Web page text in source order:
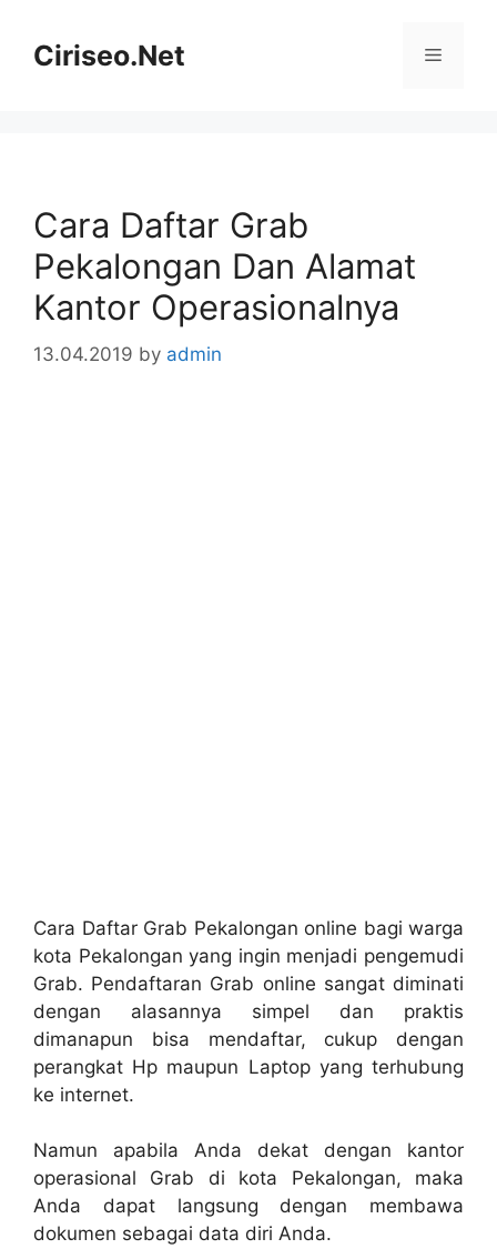
contentCiriseo.Net Menu
Cara Daftar Grab
Pekalongan Dan Alamat
Kantor Operasionalnya
13.04.2019 by admin
Cara Daftar Grab Pekalongan online bagi warga
kota Pekalongan yang ingin menjadi pengemudi
Grab. Pendaftaran Grab online sangat diminati
dengan alasannya simpel dan praktis
dimanapun bisa mendaftar, cukup dengan
perangkat Hp maupun Laptop yang terhubung
ke internet.
Namun apabila Anda dekat dengan kantor
operasional Grab di kota Pekalongan, maka
Anda dapat langsung dengan membawa
dokumen sebagai data diri Anda.